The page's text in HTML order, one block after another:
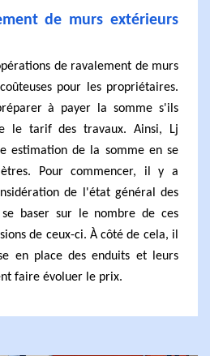
de murs extérieurs
de ravalement de murs
pour les propriétaires.
à payer la somme s'ils
le tarif des travaux. Ainsi, Lj
estimation de la somme en se
Pour commencer, il y a
de l'état général des
baser sur le nombre de ces
de ceux-ci. À côté de cela, il
en place des enduits et leurs
faire évoluer le prix.